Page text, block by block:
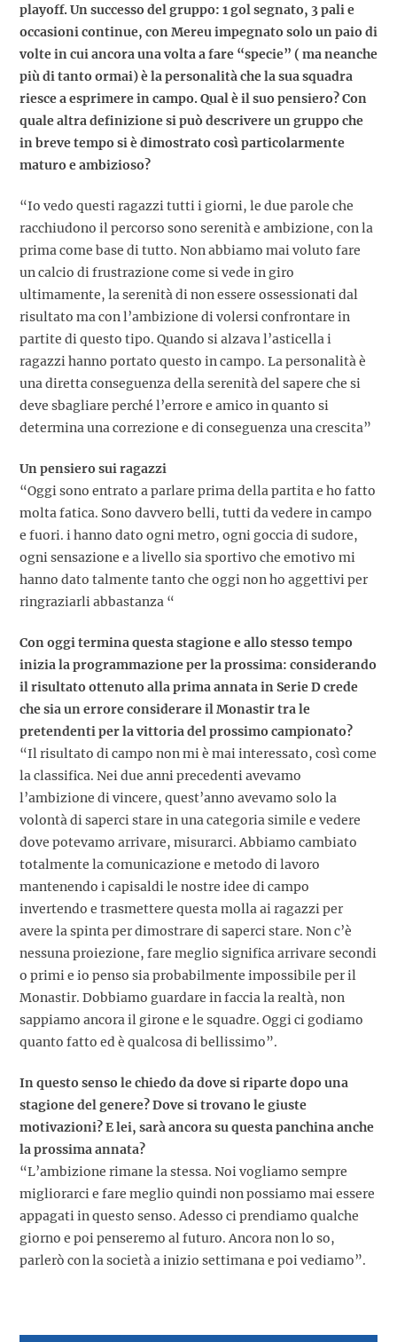
playoff. Un successo del gruppo: 1 gol segnato, 3 pali e
occasioni continue, con Mereu impegnato solo un paio di
volte in cui ancora una volta a fare “specie” ( ma neanche
più di tanto ormai) è la personalità che la sua squadra
riesce a esprimere in campo. Qual è il suo pensiero? Con
quale altra definizione si può descrivere un gruppo che
in breve tempo si è dimostrato così particolarmente
maturo e ambizioso?
“Io vedo questi ragazzi tutti i giorni, le due parole che
racchiudono il percorso sono serenità e ambizione, con la
prima come base di tutto. Non abbiamo mai voluto fare
un calcio di frustrazione come si vede in giro
ultimamente, la serenità di non essere ossessionati dal
risultato ma con l’ambizione di volersi confrontare in
partite di questo tipo. Quando si alzava l’asticella i
ragazzi hanno portato questo in campo. La personalità è
una diretta conseguenza della serenità del sapere che si
deve sbagliare perché l’errore e amico in quanto si
determina una correzione e di conseguenza una crescita”
Un pensiero sui ragazzi
“Oggi sono entrato a parlare prima della partita e ho fatto
molta fatica. Sono davvero belli, tutti da vedere in campo
e fuori. i hanno dato ogni metro, ogni goccia di sudore,
ogni sensazione e a livello sia sportivo che emotivo mi
hanno dato talmente tanto che oggi non ho aggettivi per
ringraziarli abbastanza “
Con oggi termina questa stagione e allo stesso tempo
inizia la programmazione per la prossima: considerando
il risultato ottenuto alla prima annata in Serie D crede
che sia un errore considerare il Monastir tra le
pretendenti per la vittoria del prossimo campionato?
“Il risultato di campo non mi è mai interessato, così come
la classifica. Nei due anni precedenti avevamo
l’ambizione di vincere, quest’anno avevamo solo la
volontà di saperci stare in una categoria simile e vedere
dove potevamo arrivare, misurarci. Abbiamo cambiato
totalmente la comunicazione e metodo di lavoro
mantenendo i capisaldi le nostre idee di campo
invertendo e trasmettere questa molla ai ragazzi per
avere la spinta per dimostrare di saperci stare. Non c’è
nessuna proiezione, fare meglio significa arrivare secondi
o primi e io penso sia probabilmente impossibile per il
Monastir. Dobbiamo guardare in faccia la realtà, non
sappiamo ancora il girone e le squadre. Oggi ci godiamo
quanto fatto ed è qualcosa di bellissimo”.
In questo senso le chiedo da dove si riparte dopo una
stagione del genere? Dove si trovano le giuste
motivazioni? E lei, sarà ancora su questa panchina anche
la prossima annata?
“L’ambizione rimane la stessa. Noi vogliamo sempre
migliorarci e fare meglio quindi non possiamo mai essere
appagati in questo senso. Adesso ci prendiamo qualche
giorno e poi penseremo al futuro. Ancora non lo so,
parlerò con la società a inizio settimana e poi vediamo”.